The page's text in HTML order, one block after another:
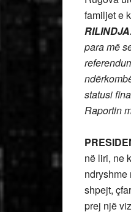
familjet e
para më
statusi
Raportin
në liri, ne
ndryshme
shpejt,
prej një